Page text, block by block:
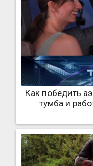
Как победить
тумба и